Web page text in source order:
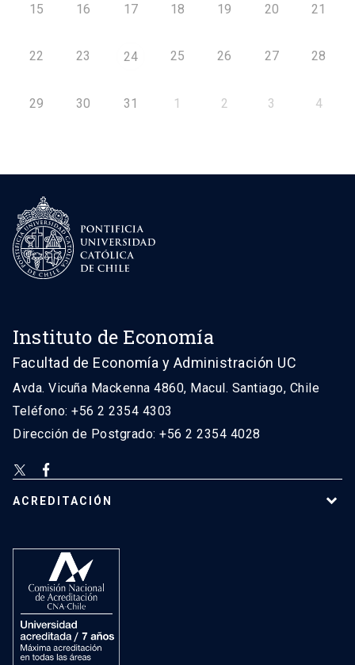
15 16 17 18 19 20 21
22 23 24 25 26 27 28
29 30 31 1 2 3 4
Instituto de Economía
Facultad de Economía y Administración UC
Avda. Vicuña Mackenna 4860, Macul. Santiago, Chile
Teléfono: +56 2 2354 4303
Dirección de Postgrado: +56 2 2354 4028
ACREDITACIÓN